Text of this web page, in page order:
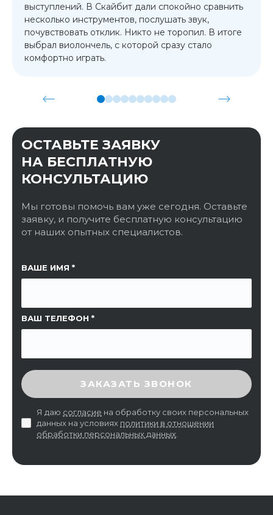
выступлений. В Скайбит дали спокойно сравнить
несколько инструментов, послушать звук,
почувствовать отклик. Никто не торопил. В итоге
выбрал виолончель, с которой сразу стало
комфортно играть.
ОСТАВЬТЕ ЗАЯВКУ
НА БЕСПЛАТНУЮ
КОНСУЛЬТАЦИЮ
Мы готовы помочь вам уже сегодня. Оставьте
заявку, и получите бесплатную консультацию
от наших опытных специалистов.
ВАШЕ ИМЯ
ВАШ ТЕЛЕФОН
ССЫЛКА НА СТРАНИЦУ
ВВЕДИТЕ ПРОВЕРОЧНЫЙ КОД
ЗАКАЗАТЬ ЗВОНОК
Я даю согласие на обработку своих персональных
данных на условиях политики в отношении
обработки персональных данных